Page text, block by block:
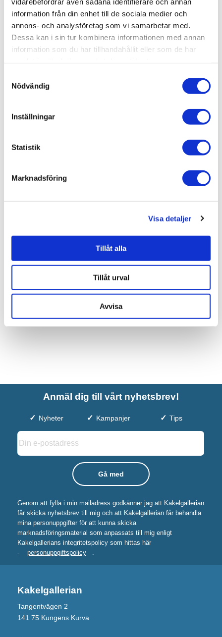
information från din enhet till de sociala medier och
annons- och analysföretag som vi samarbetar med.
Dessa kan i sin tur kombinera informationen med annan
information som du har tillhandahållit eller som de har
Nödvändig
Inställningar
Statistik
Marknadsföring
Visa detaljer
Tillåt alla
Tillåt urval
Avvisa
Relaterade kategorier
Varumärken /Artwood
Hem & inredning / Belysning / Dekorationsbelysning /
Ljusstakar & ljushållare
Hem & inredning / Belysning /
Dekorationsbelysning
Liknande produkter
Artwood Tealight Ljushållare
438 kr
372 kr /st
Anmäl dig till vårt nyhetsbrev!
Nyheter Kampanjer Tips
Genom att fylla i min mailadress godkänner jag att Kakelgallerian
får skicka nyhetsbrev till mig och att Kakelgallerian får behandla
mina personuppgifter för att kunna skicka
marknadsföringsmaterial som anpassats till mig enligt
Kakelgallerians integritetspolicy som hittas här
-
personuppgiftspolicy .
Kakelgallerian
Tangentvägen 2
141 75 Kungens Kurva